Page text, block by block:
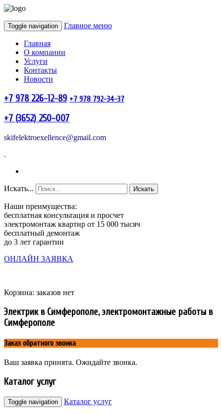
Toggle navigation Главное меню
Главная
О компании
Услуги
Контакты
Новости
+7 978 226-12-89 +7 978 792-34-37
+7 (3652) 250-007
skifelektroexellence@gmail.com
.
Искать... Искать
Наши преимущества:
бесплатная консультация и просчет
электромонтаж квартир от 15 000 тысяч
бесплатный демонтаж
до 3 лет гарантии
ОНЛАЙН ЗАЯВКА
Корзина: заказов нет
Электрик в Симферополе, электромонтажные работы в
Симферополе
Заказ обратного звонка
Ваш заявка принята. Ожидайте звонка.
Каталог услуг
Toggle navigation Каталог услуг